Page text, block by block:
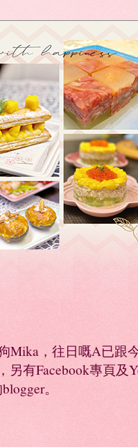
Mika，往日嘅A已
有Facebook專頁及
。